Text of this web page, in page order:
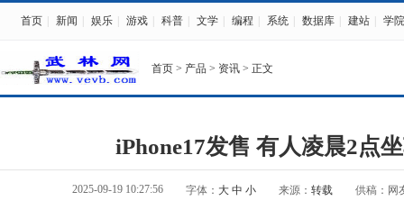
首页 新闻 娱乐 游戏 科普 文学 编程 系统 数据库 建站 学院
首页 > 产品 > 资讯 > 正文
iPhone17发售 有人凌晨2点
2025-09-19 10:27:56 字体： 大 中 小 来源： 转载 供稿：网